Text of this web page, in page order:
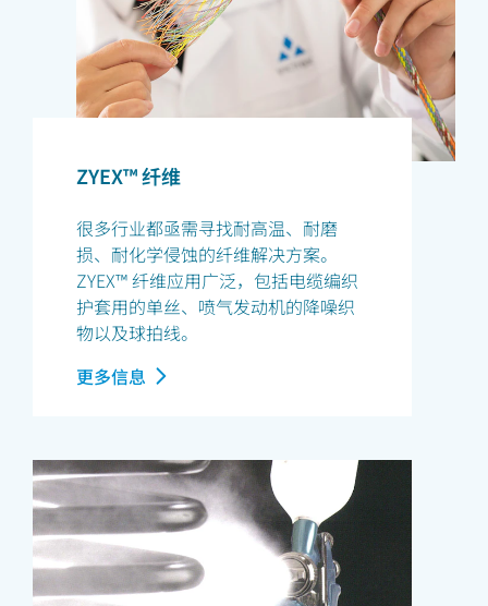
ZYEX™ 纤维
很多行业都亟需寻找耐高温、耐磨
损、耐化学侵蚀的纤维解决方案。
ZYEX™ 纤维应用广泛，包括电缆编织
护套用的单丝、喷气发动机的降噪织
物以及球拍线。
更多信息